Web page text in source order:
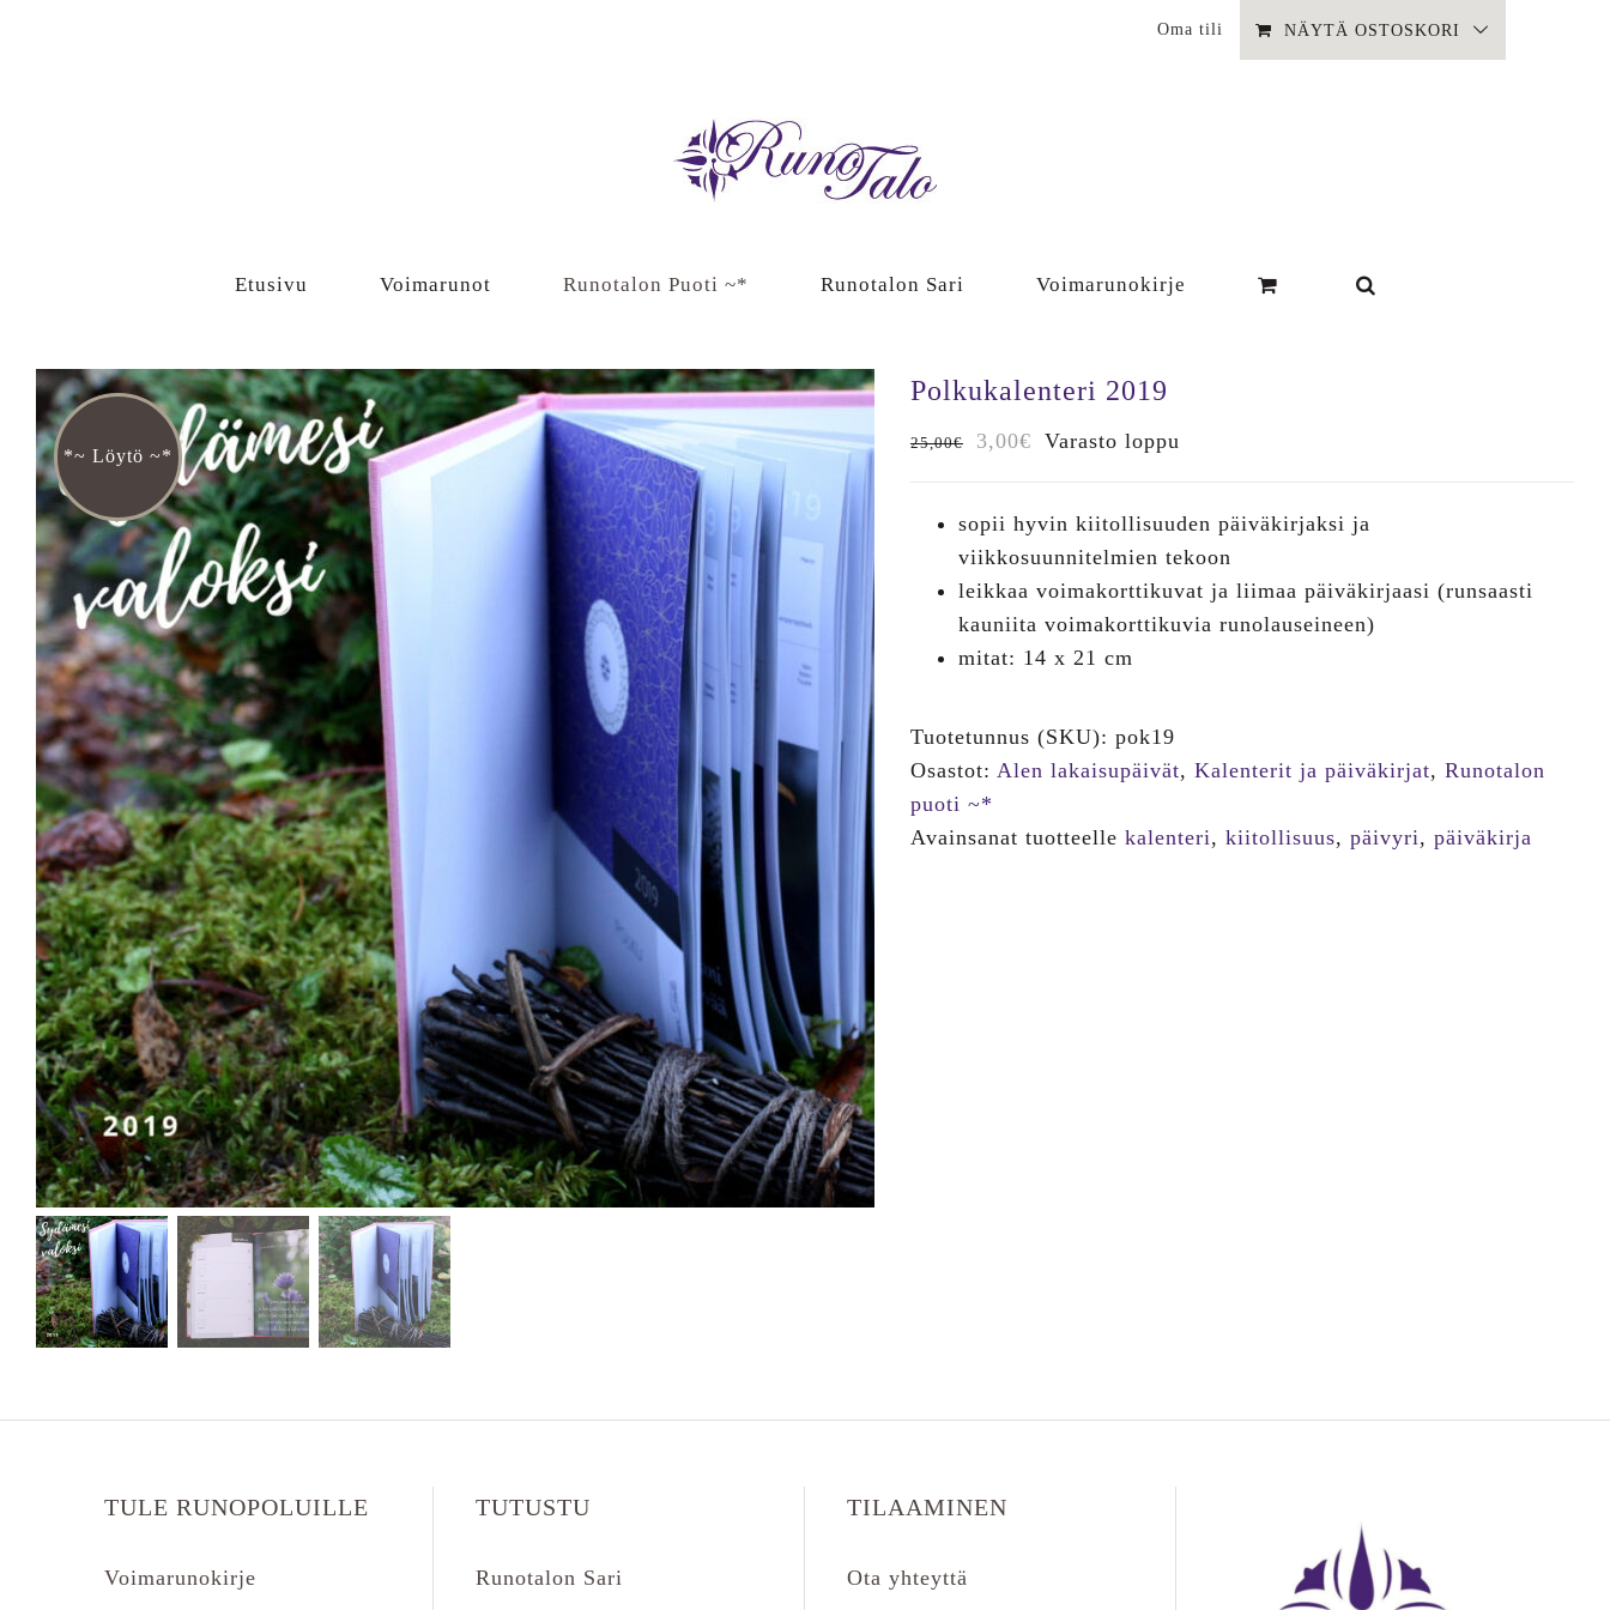
Oma tili NÄYTÄ OSTOSKORI
Etusivu Voimarunot Runotalon Puoti ~* Runotalon Sari Voimarunokirje
*~ Löytö ~*
Polkukalenteri 2019
25,00€
Alkuperäinen
25,00€.
3,00€ Nykyinen
3,00€.
Varasto loppu
sopii hyvin kiitollisuuden päiväkirjaksi ja
viikkosuunnitelmien tekoon
leikkaa voimakorttikuvat ja liimaa päiväkirjaasi (runsaasti
kauniita voimakorttikuvia runolauseineen)
mitat: 14 x 21 cm
Tuotetunnus (SKU): pok19
Osastot: Alen lakaisupäivät, Kalenterit ja päiväkirjat, Runotalon
puoti ~*
Avainsanat tuotteelle kalenteri, kiitollisuus, päivyri, päiväkirja
TULE RUNOPOLUILLE
Voimarunokirje
TUTUSTU
Runotalon Sari
TILAAMINEN
Ota yhteyttä